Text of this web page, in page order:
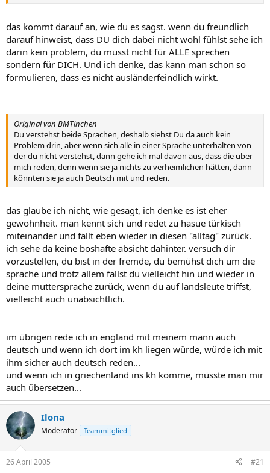
das kommt darauf an, wie du es sagst. wenn du freundlich
darauf hinweist, dass DU dich dabei nicht wohl fühlst sehe ich
darin kein problem, du musst nicht für ALLE sprechen
sondern für DICH. Und ich denke, das kann man schon so
formulieren, dass es nicht ausländerfeindlich wirkt.
Original von BMTinchen
Du verstehst beide Sprachen, deshalb siehst Du da auch kein
Problem drin, aber wenn sich alle in einer Sprache unterhalten von
der du nicht verstehst, dann gehe ich mal davon aus, dass die über
mich reden, denn wenn sie ja nichts zu verheimlichen hätten, dann
könnten sie ja auch Deutsch mit und reden.
das glaube ich nicht, wie gesagt, ich denke es ist eher
gewohnheit. man kennt sich und redet zu hasue türkisch
miteinander und fällt eben wieder in diesen "alltag" zurück.
ich sehe da keine boshafte absicht dahinter. versuch dir
vorzustellen, du bist in der fremde, du bemühst dich um die
sprache und trotz allem fällst du vielleicht hin und wieder in
deine muttersprache zurück, wenn du auf landsleute triffst,
vielleicht auch unabsichtlich.
im übrigen rede ich in england mit meinem mann auch
deutsch und wenn ich dort im kh liegen würde, würde ich mit
ihm sicher auch deutsch reden...
und wenn ich in griechenland ins kh komme, müsste man mir
auch übersetzen...
Ilona
Moderator Teammitglied
26 April 2005 #21